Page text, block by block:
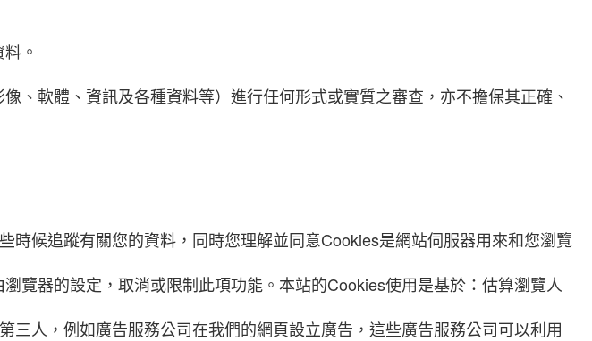
。
、軟體、資訊及各種資料等）進行任何形式或實質之審查，亦不擔保其正確、
候追蹤有關您的資料，同時您理解並同意Cookies是網站伺服器用來和您瀏覽
覽器的設定，取消或限制此項功能。本站的Cookies使用是基於：估算瀏覽人
人，例如廣告服務公司在我們的網頁設立廣告，這些廣告服務公司可以利用